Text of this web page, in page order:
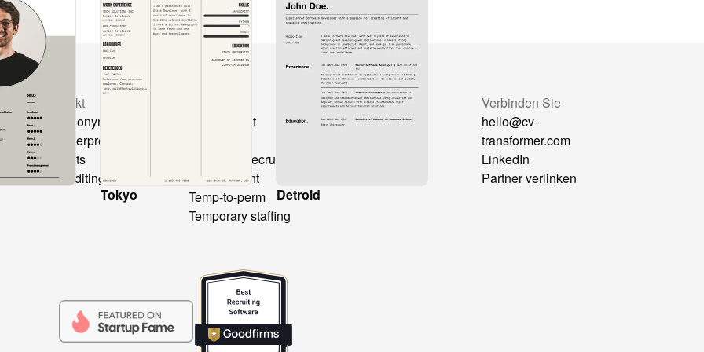
Tokyo Detroid
Produkt
CV anonymization
CV Interpretation
Layouts
Text editing
Recruitment
Freelance recruitment
Secondment
Temp-to-perm
Temporary staffing
Vergleichen Sie
CVFormatter
Verbinden Sie
hello@cv-
transformer.com
LinkedIn
Partner verlinken